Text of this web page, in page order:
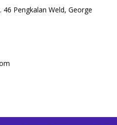
Pengkalan Weld, George